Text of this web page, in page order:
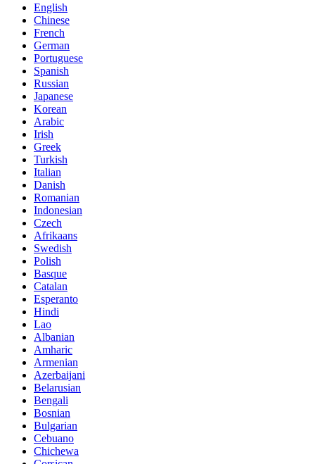
English
Chinese
French
German
Portuguese
Spanish
Russian
Japanese
Korean
Arabic
Irish
Greek
Turkish
Italian
Danish
Romanian
Indonesian
Czech
Afrikaans
Swedish
Polish
Basque
Catalan
Esperanto
Hindi
Lao
Albanian
Amharic
Armenian
Azerbaijani
Belarusian
Bengali
Bosnian
Bulgarian
Cebuano
Chichewa